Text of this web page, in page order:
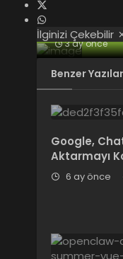
İlginizi Çekebilir
3 ay önce
ChatGPT
Benzer Yazılar
Google,
Aktarmayı
6 ay önce